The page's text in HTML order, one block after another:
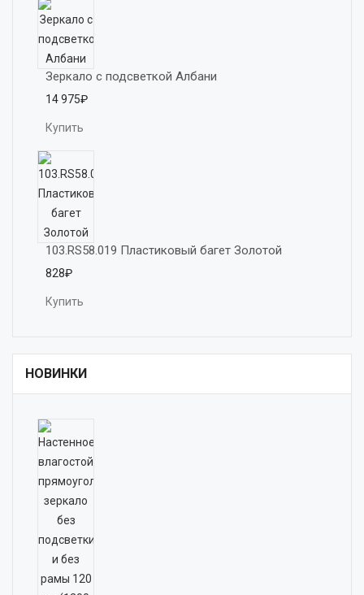
Зеркало с подсветкой Албани
14 975₽
Купить
103.RS58.019 Пластиковый багет Золотой
828₽
Купить
НОВИНКИ